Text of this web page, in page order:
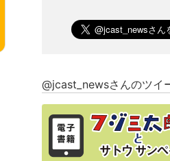
@jcast_newsさんのツイ